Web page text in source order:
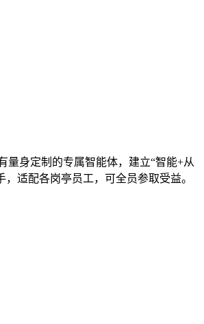
量身定制的专属智能体，建立“智能+从
适配各岗亭员工，可全员参取受益。